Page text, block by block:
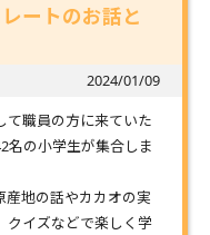
ートのお話と
2024/01/09
て職員の方に来ていた
名の小学生が集合しま
産地の話やカカオの実
クイズなどで楽しく学